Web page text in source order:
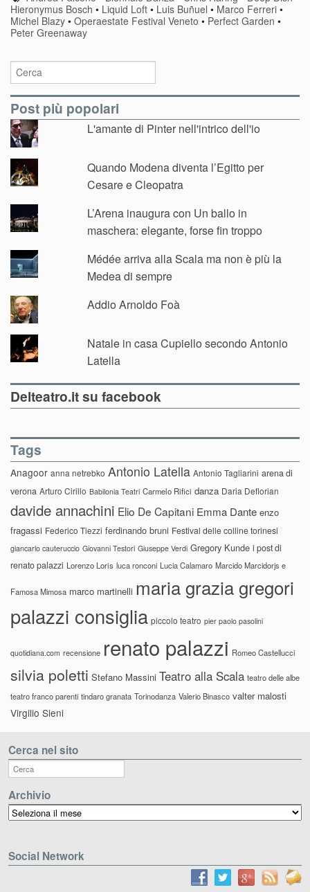
Hieronymus Bosch • Liquid Loft • Luis Buñuel • Marco Ferreri •
Michel Blazy • Operaestate Festival Veneto • Perfect Garden •
Peter Greenaway
Post più popolari
L'amante di Pinter nell'intrico dell'io
Quando Modena diventa l’Egitto per
Cesare e Cleopatra
L’Arena inaugura con Un ballo in
maschera: elegante, forse fin troppo
Médée arriva alla Scala ma non è più la
Medea di sempre
Addio Arnoldo Foà
Natale in casa Cupiello secondo Antonio
Latella
Delteatro.it su facebook
Tags
Anagoor anna netrebko Antonio Latella Antonio Tagliarini arena di
verona Arturo Cirillo Babilonia Teatri Carmelo Rifici danza Daria Deflorian
davide annachini Elio De Capitani Emma Dante enzo
fragassi Federico Tiezzi ferdinando bruni Festival delle colline torinesi
giancarlo cauteruccio Giovanni Testori Giuseppe Verdi Gregory Kunde i post di
renato palazzi Lorenzo Loris luca ronconi Lucia Calamaro Marcido Marcidorjs e
Famosa Mimosa marco martinelli maria grazia gregori
palazzi consiglia piccolo teatro pier paolo pasolini
quotidiana.com recensione renato palazzi Romeo Castellucci
silvia poletti Stefano Massini Teatro alla Scala teatro delle albe
teatro franco parenti tindaro granata Torinodanza Valerio Binasco valter malosti
Virgilio Sieni
Cerca nel sito
Archivio
Archivio
Social Network